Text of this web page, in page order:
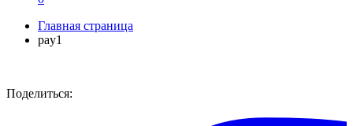
Главная страница
pay1
Поделиться: